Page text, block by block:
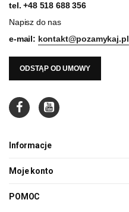
tel.+48 518 688 356
Napisz do nas
e-mail: kontakt@pozamykaj.pl
ODSTĄP OD UMOWY
Informacje
Moje konto
POMOC